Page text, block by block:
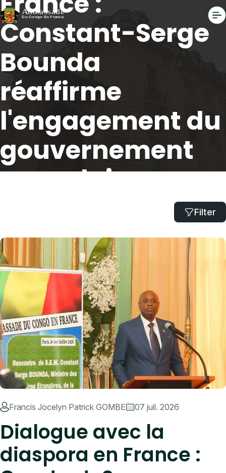
Constant-Serge
Bounda
réaffirme
l'engagement du
gouvernement
congolais
Dialogue avec la diaspora en France : Constant-Serge
Filter
Francis Jocelyn Patrick GOMBE 07 juil. 2026
Dialogue avec la
diaspora en France :